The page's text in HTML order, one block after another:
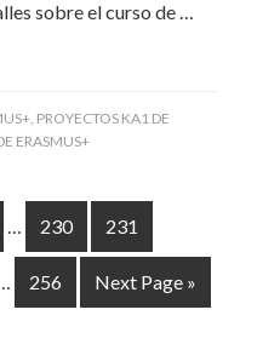
sobre el curso de …
, PROYECTOS KA1 DE
ERASMUS+
… 230 231
256 Next Page »